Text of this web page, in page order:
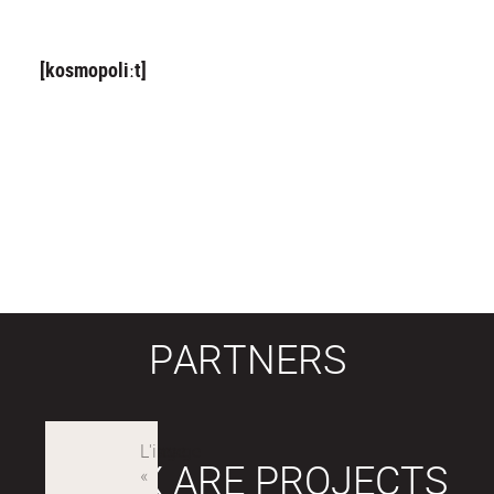
[kosmopoliːt]
PARTNERS
LABEX ARE PROJECTS